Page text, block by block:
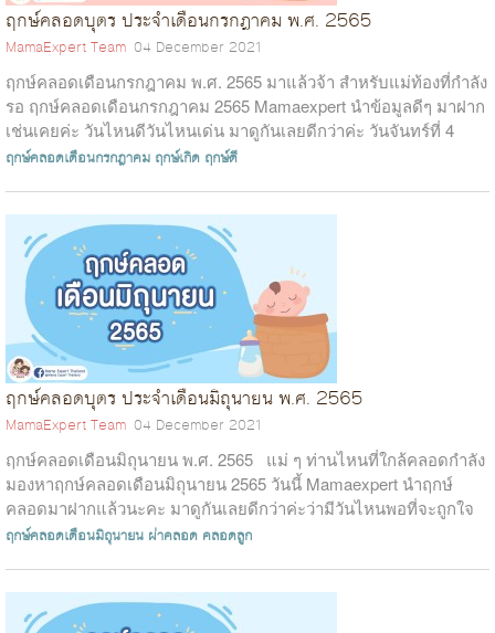
ฤกษ์คลอดบุตร ประจำเดือนกรกฎาคม พ.ศ. 2565
MamaExpert Team 04 December 2021
ฤกษ์คลอดเดือนกรกฎาคม พ.ศ. 2565 มาแล้วจ้า สำหรับแม่ท้องที่กำลัง
รอ ฤกษ์คลอดเดือนกรกฎาคม 2565 Mamaexpert นำข้อมูลดีๆ มาฝาก
เช่นเคยค่ะ วันไหนดีวันไหนเด่น มาดูกันเลยดีกว่าค่ะ วันจันทร์ที่ 4
กร...
ฤกษ์คลอดเดือนกรกฎาคม ฤกษ์เกิด ฤกษ์ดี
ฤกษ์คลอดบุตร ประจำเดือนมิถุนายน พ.ศ. 2565
MamaExpert Team 04 December 2021
ฤกษ์คลอดเดือนมิถุนายน พ.ศ. 2565 แม่ ๆ ท่านไหนที่ใกล้คลอดกำลัง
มองหาฤกษ์คลอดเดือนมิถุนายน 2565 วันนี้ Mamaexpert นำฤกษ์
คลอดมาฝากแล้วนะคะ มาดูกันเลยดีกว่าค่ะว่ามีวันไหนพอที่จะถูกใจ
คุณแม่บ้...
ฤกษ์คลอดเดือนมิถุนายน ผ่าคลอด คลอดลูก